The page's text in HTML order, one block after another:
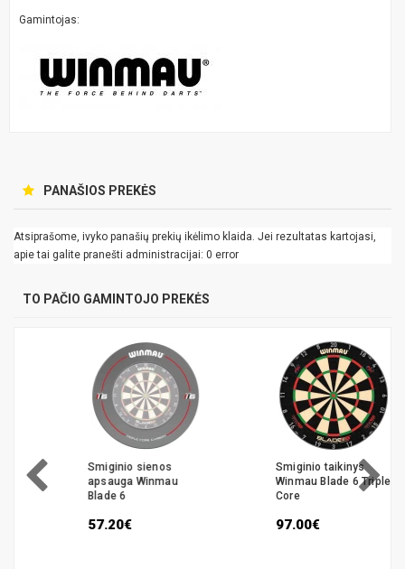
Gamintojas:
PANAŠIOS PREKĖS
Atsiprašome, ivyko panašių prekių ikėlimo klaida. Jei rezultatas kartojasi,
apie tai galite pranešti administracijai: 0 error
TO PAČIO GAMINTOJO PREKĖS
Smiginio sienos
apsauga Winmau
Blade 6
57.20€
Smiginio taikinys
Winmau Blade 6 Triple
97.00€